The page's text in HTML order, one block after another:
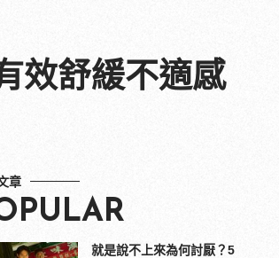
效舒緩不適感
章
就是說不上來為何討厭？5